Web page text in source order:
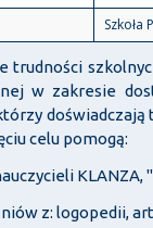
w zakresie
celu pomogą:
z: logopedii,